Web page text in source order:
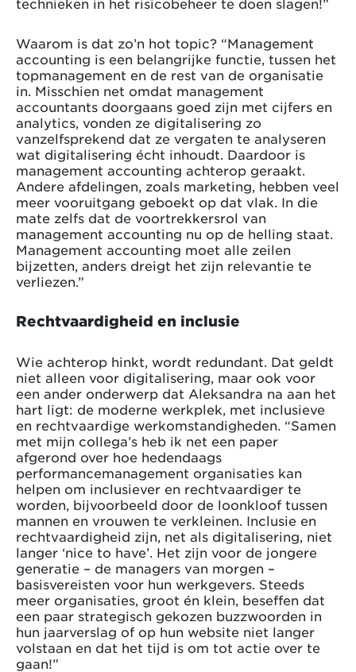
Waarom is dat zo’n hot topic? “Management
accounting is een belangrijke functie, tussen het
topmanagement en de rest van de organisatie
in. Misschien net omdat management
accountants doorgaans goed zijn met cijfers en
analytics, vonden ze digitalisering zo
vanzelfsprekend dat ze vergaten te analyseren
wat digitalisering écht inhoudt. Daardoor is
management accounting achterop geraakt.
Andere afdelingen, zoals marketing, hebben veel
meer vooruitgang geboekt op dat vlak. In die
mate zelfs dat de voortrekkersrol van
management accounting nu op de helling staat.
Management accounting moet alle zeilen
bijzetten, anders dreigt het zijn relevantie te
verliezen.”
Rechtvaardigheid en inclusie
Wie achterop hinkt, wordt redundant. Dat geldt
niet alleen voor digitalisering, maar ook voor
een ander onderwerp dat Aleksandra na aan het
hart ligt: de moderne werkplek, met inclusieve
en rechtvaardige werkomstandigheden. “Samen
met mijn collega’s heb ik net een paper
afgerond over hoe hedendaags
performancemanagement organisaties kan
helpen om inclusiever en rechtvaardiger te
worden, bijvoorbeeld door de loonkloof tussen
mannen en vrouwen te verkleinen. Inclusie en
rechtvaardigheid zijn, net als digitalisering, niet
langer ‘nice to have’. Het zijn voor de jongere
generatie – de managers van morgen –
basisvereisten voor hun werkgevers. Steeds
meer organisaties, groot én klein, beseffen dat
een paar strategisch gekozen buzzwoorden in
hun jaarverslag of op hun website niet langer
volstaan en dat het tijd is om tot actie over te
gaan!”